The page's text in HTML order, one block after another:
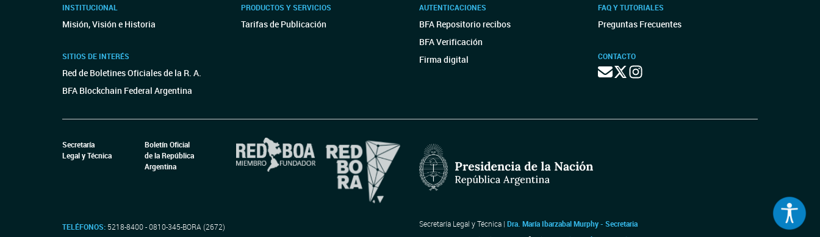
INSTITUCIONAL
Misión, Visión e Historia
SITIOS DE INTERÉS
Red de Boletines Oficiales de la R. A.
BFA Blockchain Federal Argentina
PRODUCTOS Y SERVICIOS
Tarifas de Publicación
AUTENTICACIONES
BFA Repositorio recibos
BFA Verificación
Firma digital
FAQ Y TUTORIALES
Preguntas Frecuentes
CONTACTO
Secretaría
Legal y Técnica
Boletín Oficial
de la República
Argentina
TELÉFONOS: 5218-8400 - 0810-345-BORA (2672) Secretaría Legal y Técnica | Dra. María Ibarzabal Murphy - Secretaria